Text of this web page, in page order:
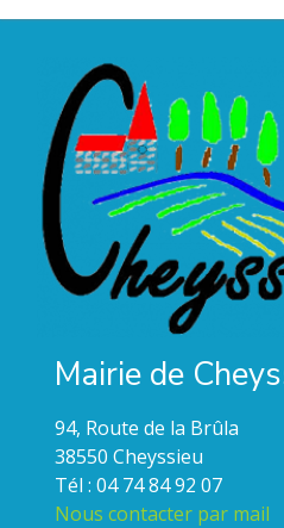
Mairie de
94, Route de la Brûla
38550 Cheyssieu
Tél : 04 74 84 92 07
Nous contacter par mail